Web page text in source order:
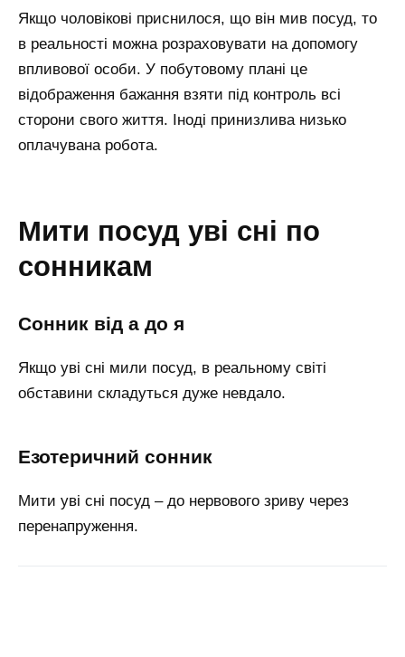
Якщо чоловікові приснилося, що він мив посуд, то
в реальності можна розраховувати на допомогу
впливової особи. У побутовому плані це
відображення бажання взяти під контроль всі
сторони свого життя. Іноді принизлива низько
оплачувана робота.
мити посуд уві сні по
сонникам
сонник від а до я
Якщо уві сні мили посуд, в реальному світі
обставини складуться дуже невдало.
езотеричний сонник
Мити уві сні посуд – до нервового зриву через
перенапруження.